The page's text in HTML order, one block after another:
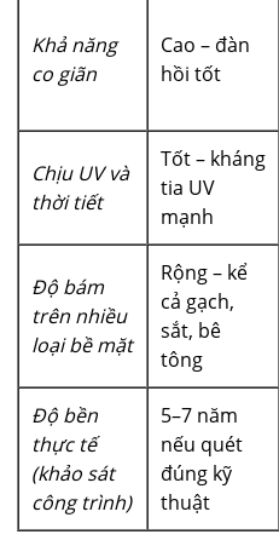
Khả năng
co giãn
Cao – đàn
hồi tốt
Chịu UV và
thời tiết
Tốt – kháng
tia UV
mạnh
Độ bám
trên nhiều
loại bề mặt
Rộng – kể
cả gạch,
sắt, bê
tông
Độ bền
thực tế
(khảo sát
công trình)
5–7 năm
nếu quét
đúng kỹ
thuật